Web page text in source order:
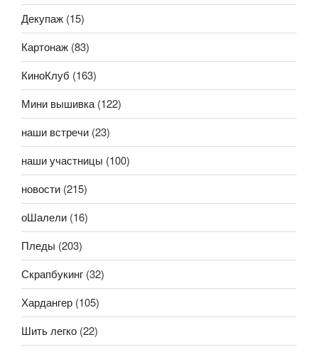
Декупаж (15)
Картонаж (83)
КиноКлуб (163)
Мини вышивка(122)
наши встречи (23)
наши участницы (100)
новости (215)
оШалели (16)
Пледы (203)
Скрапбукинг (32)
Хардангер (105)
Шить легко (22)